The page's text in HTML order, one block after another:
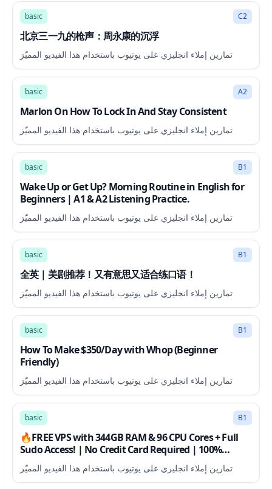
basic C2
北京三一九的枪声：周永康的沉浮
تمارين إملاء انجليزي على يوتيوب باستخدام هذا الفيديو المميّز
26:04
basic A2
Marlon On How To Lock In And Stay Consistent
تمارين إملاء انجليزي على يوتيوب باستخدام هذا الفيديو المميّز
13:28
basic B1
Wake Up or Get Up? Morning Routine in English for
Beginners | A1 & A2 Listening Practice.
تمارين إملاء انجليزي على يوتيوب باستخدام هذا الفيديو المميّز
7:45
basic B1
全英｜美剧推荐！又有意思又适合练口语！
تمارين إملاء انجليزي على يوتيوب باستخدام هذا الفيديو المميّز
20:31
basic B1
How To Make $350/Day with Whop (Beginner
Friendly)
تمارين إملاء انجليزي على يوتيوب باستخدام هذا الفيديو المميّز
6:18
basic B1
🔥FREE VPS with 344GB RAM & 96 CPU Cores + Full
Sudo Access! | No Credit Card Required | 100%
Working
تمارين إملاء انجليزي على يوتيوب باستخدام هذا الفيديو المميّز
7:00